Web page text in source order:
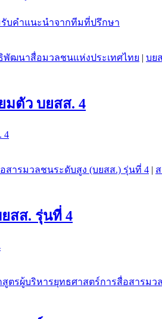
พัฒนาสื่อมวลชนแห่งประเทศไทย | บย
มตัว บยสส. 4
ารมวลชนระดับสูง (บยสส.) รุ่นที่ 4 |
สส. รุ่นที่ 4
ตรผู้บริหารยุทธศาสตร์การสื่อสารมว